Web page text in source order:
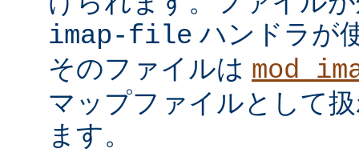
imap-file ハンドラが
そのファイルは
マップファイルとして
ます。